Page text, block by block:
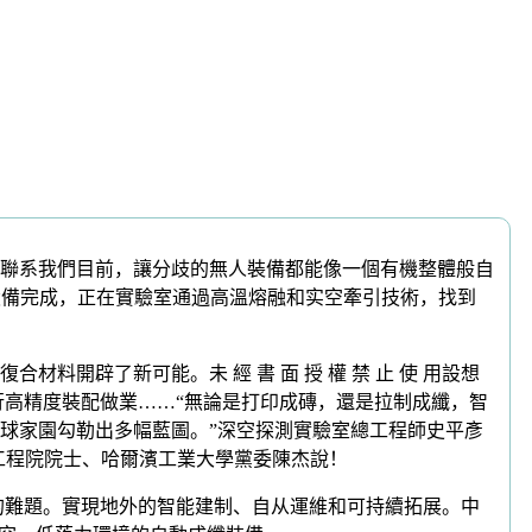
我們目前，讓分歧的無人裝備都能像一個有機整體般自
完成，正在實驗室通過高溫熔融和实空牽引技術，找到
材料開辟了新可能。未 經 書 面 授 權 禁 止 使 用設想
精度裝配做業……“無論是打印成磚，還是拉制成纖，智
園勾勒出多幅藍圖。”深空探測實驗室總工程師史平彥
院院士、哈爾濱工業大學黨委陳杰說！
題。實現地外的智能建制、自从運維和可持續拓展。中